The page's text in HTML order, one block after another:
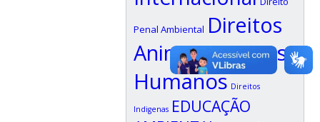
Penal Ambiental Direitos
AnimaisDireitos
Humanos Direitos
Indigenas EDUCAÇÃO